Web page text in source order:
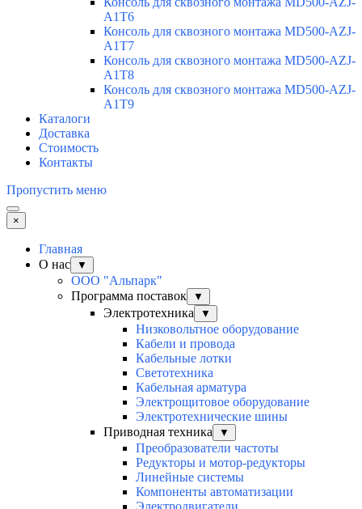
A1T6
Консоль для сквозного монтажа MD500-AZJ-
A1T7
Консоль для сквозного монтажа MD500-AZJ-
A1T8
Консоль для сквозного монтажа MD500-AZJ-
A1T9
Каталоги
Доставка
Стоимость
Контакты
Пропустить меню
×
Главная
О нас
▼
ООО "Альпарк"
Программа поставок
▼
Электротехника ▼
Низковольтное оборудование
Кабели и провода
Кабельные лотки
Светотехника
Кабельная арматура
Электрощитовое оборудование
Электротехнические шины
Приводная техника
▼
Преобразователи частоты
Редукторы и мотор-редукторы
Линейные системы
Компоненты автоматизации